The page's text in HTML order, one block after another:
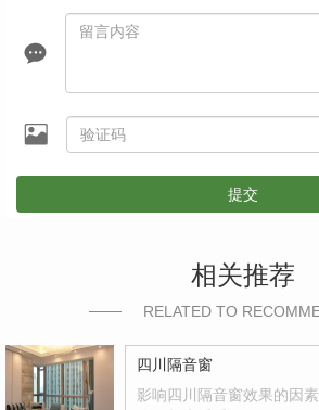
提交
相关推荐
RELATED TO
四川隔音窗
影响四川隔音窗效果的因